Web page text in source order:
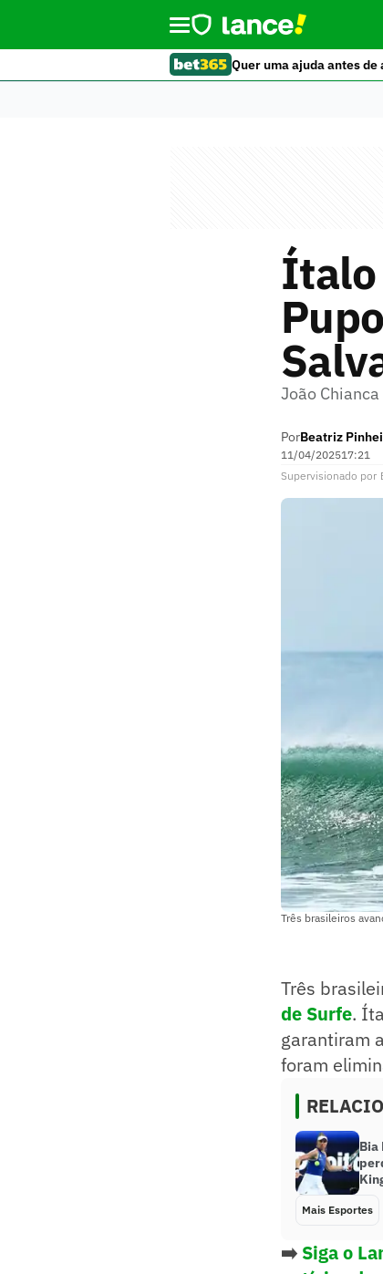
Quer uma ajuda antes de
Ítalo
João
PorBeatriz
11/04/202517:21
Supervisionado por
Três brasileiros
Três
de Surfe.
garantiram
foram
Bia
Mais Esportes
➡️ Siga o